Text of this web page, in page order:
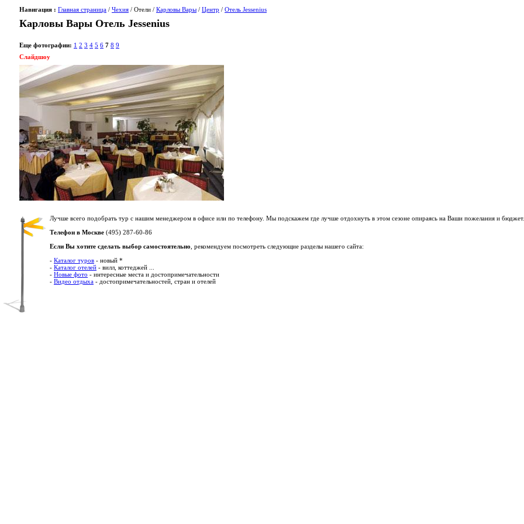
Навигация : Главная страница / Чехия / Отели / Карловы Вары / Центр / Отель Jessenius
Карловы Вары Отель Jessenius
Еще фотографии: 1 2 3 4 5 6 7 8 9
Слайдшоу
Лучше всего подобрать тур с нашим менеджером в офисе или по телефону. Мы подскажем где лучше отдохнуть в этом сезоне опираясь на Ваши пожелания и бюджет.
Телефон в Москве (495) 287-60-86
Если Вы хотите сделать выбор самостоятельно , рекомендуем посмотреть следующие разделы нашего сайта:
- Каталог туров - новый *
- Каталог отелей - вилл, коттеджей ...
- Новые фото - интересные места и достопримечательности
- Видео отдыха - достопримечательностей, стран и отелей